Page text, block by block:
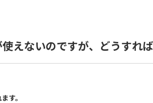
えないのですが、どうすれ
す。